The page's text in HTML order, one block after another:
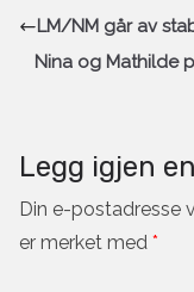
LM/NM går av
Nina og Mathilde
Legg igjen
Din e-postadresse
er merket med *